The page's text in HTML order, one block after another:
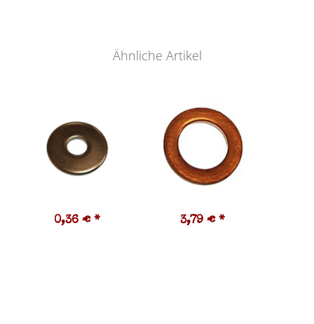
Ähnliche Artikel
0,36 € * 3,79 € *